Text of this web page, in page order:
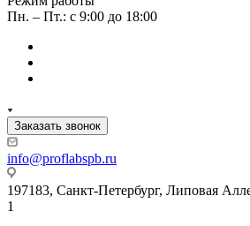
Пн. – Пт.: с 9:00 до 18:00
Заказать звонок
info@proflabspb.ru
197183, Санкт-Петербург, Липовая
1